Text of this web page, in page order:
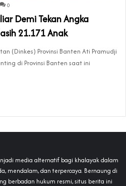
0
Demi Tekan Angka
21.171 Anak
(Dinkes) Provinsi Banten Ati Pramudji
di Provinsi Banten saat ini
media alternatif bagi khalayak dalam
mendalam, dan terpercaya. Bernaung di
berbadan hukum resmi, situs berita ini